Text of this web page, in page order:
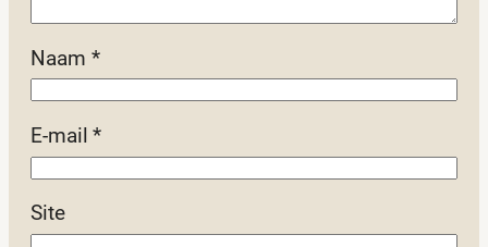
Naam *
E-mail*
Site